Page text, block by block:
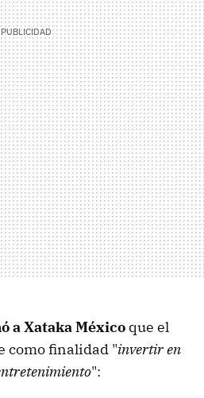
a Xataka México que el
como finalidad "invertir en
":